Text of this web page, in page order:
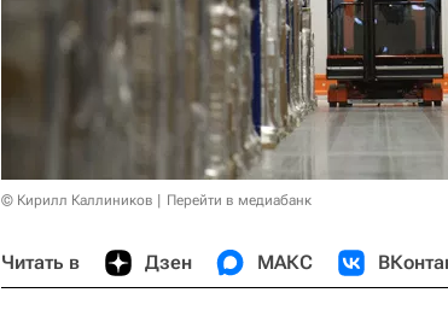
© Кирилл Каллиников Перейти в медиабанк
Читать в Дзен МАКС